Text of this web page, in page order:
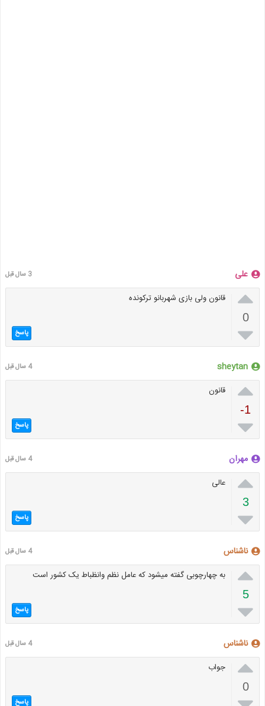
علی 3 سال قبل

0

قانون ولی بازی شهربانو ترکونده
پاسخ
sheytan 4 سال قبل

-1

قانون
پاسخ
مهران 4 سال قبل

3

عالی
پاسخ
ناشناس 4 سال قبل

5

به چهارچوبی گفته میشود که عامل نظم وانظباط یک کشور است
پاسخ
ناشناس 4 سال قبل

0
جواب
پاسخ